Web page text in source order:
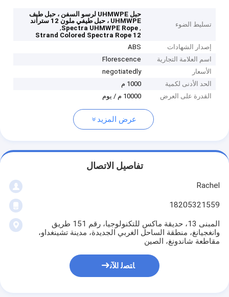
تسليط الضوء
حبل UHMWPE لرسو السفن ، حبل طيف
UHMWPE ، حبل طيفي ملون 12 ستراند
,
Spectra UHMWPE Rope
,
12 Strand Colored Spectra Rope
إصدار الشهادات
ABS
اسم العلامة التجارية
Florescence
الأسعار
negotiatedly
الحد الأدنى لكمية
1000 م
القدرة على العرض
10000 م / يوم
عرض المزيد
تفاصيل الاتصال
Rachel
18205321559
المبنى 13، حديقة ماكس للتكنولوجيا، رقم 151 طريق
وانغجيانغ، منطقة الساحل الغربي الجديدة، مدينة تشينغداو،
مقاطعة شاندونغ، الصين
ﺎﺘﺼﻟ ﺍﻶﻧ